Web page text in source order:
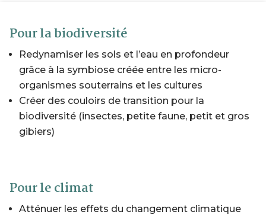
Pour la biodiversité
Redynamiser les sols et l’eau en profondeur
grâce à la symbiose créée entre les micro-
organismes souterrains et les cultures
Créer des couloirs de transition pour la
biodiversité (insectes, petite faune, petit et gros
gibiers)
Pour le climat
Atténuer les effets du changement climatique